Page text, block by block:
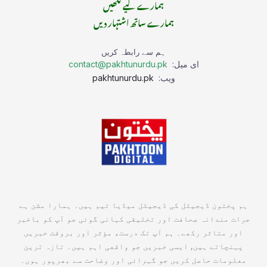
ہمارے ساتھ اشتہار دیں
ہم سے رابطہ کریں
ای میل: contact@pakhtunurdu.pk
ویب:
ہم پختون ڈیجیٹل کی ڈیجیٹل میڈیا ٹیم ہیں۔ ہمارا مشن ہے
جرات مندانہ صحافت اور تخلیقی کہانی گوئی جو آپ کو باخبر
اور متاثر رکھے۔ ہم آپ تک درست، مؤثر اور بروقت خبریں
پہنچاتے ہیں, ایسی خبریں جو واقعی اہم ہیں۔ تازہ ترین
معلومات حاصل کریں جو گہرائی اور وضاحت سے بھرپور ہوں۔